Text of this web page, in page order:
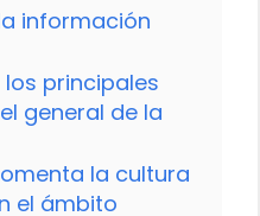
información
los principales
general de la
la cultura
el ámbito